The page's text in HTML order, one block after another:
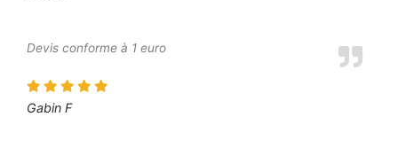
Devis conforme à 1 euro
Gabin F